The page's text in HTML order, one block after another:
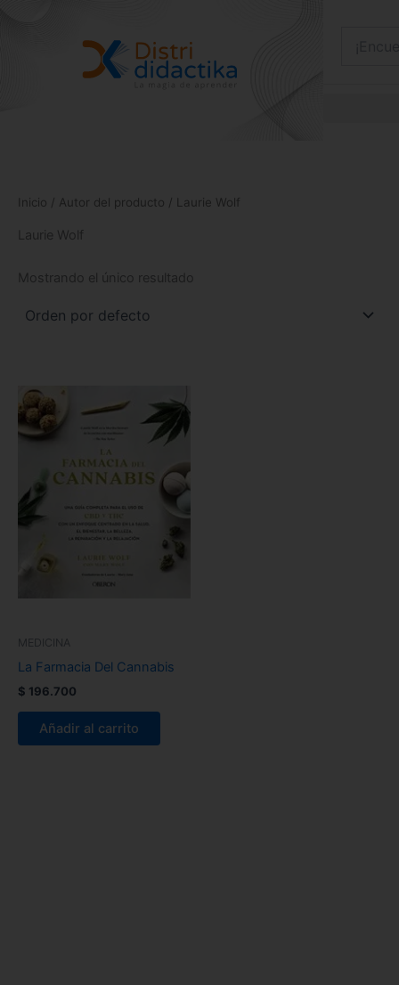
Inicio / Autor del producto / Laurie Wolf
Laurie Wolf
Mostrando el único resultado
MEDICINA
La Farmacia Del Cannabis
$ 196.700
Añadir al carrito